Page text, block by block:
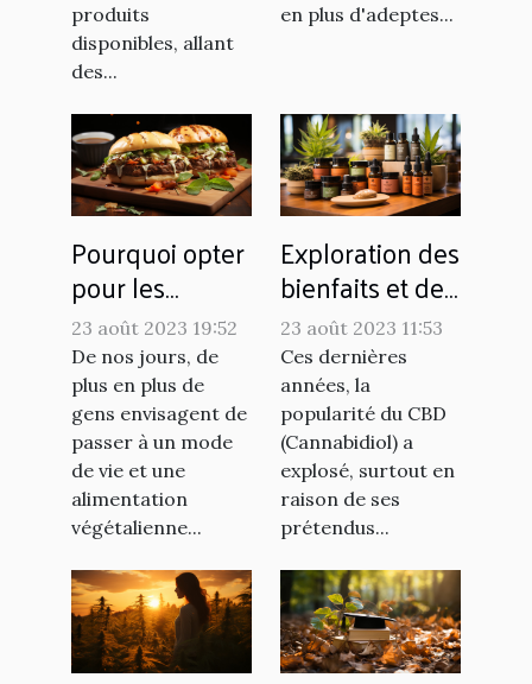
produits
disponibles, allant
des...
en plus d'adeptes...
Pourquoi opter
pour les
recettes vegan
?
23 août 2023 19:52
De nos jours, de
plus en plus de
gens envisagent de
passer à un mode
de vie et une
alimentation
végétalienne...
Exploration des
bienfaits et des
utilisations du
CBD
23 août 2023 11:53
Ces dernières
années, la
popularité du CBD
(Cannabidiol) a
explosé, surtout en
raison de ses
prétendus...